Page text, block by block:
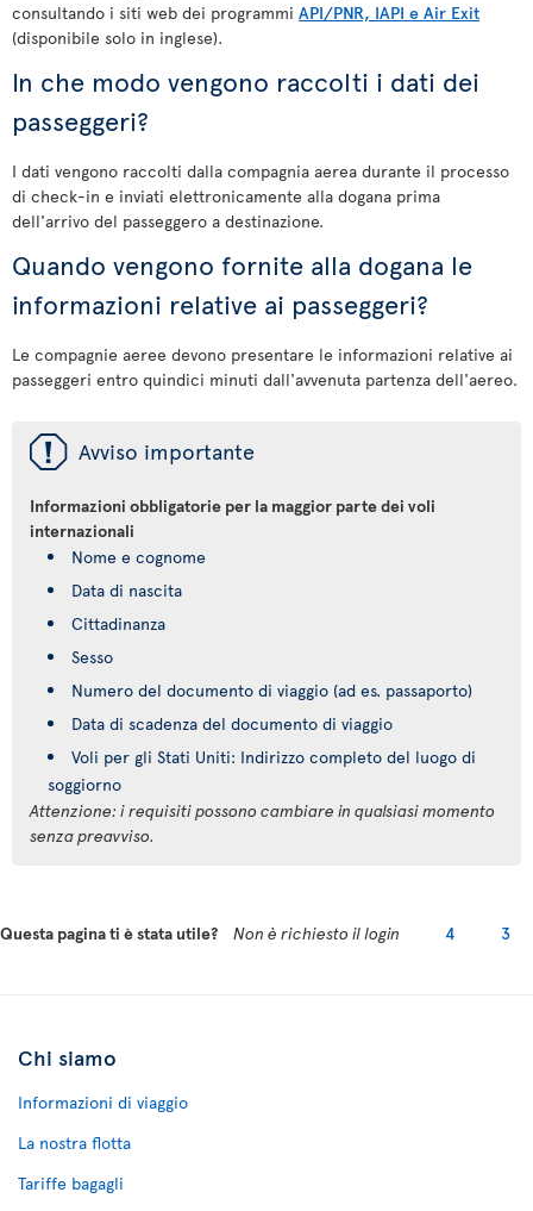
consultando i siti web dei programmi API/PNR, IAPI e Air Exit
(disponibile solo in inglese).
In che modo vengono raccolti i dati dei
passeggeri?
I dati vengono raccolti dalla compagnia aerea durante il processo
di check-in e inviati elettronicamente alla dogana prima
dell'arrivo del passeggero a destinazione.
Quando vengono fornite alla dogana le
informazioni relative ai passeggeri?
Le compagnie aeree devono presentare le informazioni relative ai
passeggeri entro quindici minuti dall'avvenuta partenza dell'aereo.
ü Avviso importante
Informazioni obbligatorie per la maggior parte dei voli
internazionali
Nome e cognome
Data di nascita
Cittadinanza
Sesso
Numero del documento di viaggio (ad es. passaporto)
Data di scadenza del documento di viaggio
Voli per gli Stati Uniti: Indirizzo completo del luogo di
soggiorno
Attenzione: i requisiti possono cambiare in qualsiasi momento
senza preavviso.
Questa pagina ti è stata utile? Non è richiesto il login 4 3
Chi siamo
Informazioni di viaggio
La nostra flotta
Tariffe bagagli